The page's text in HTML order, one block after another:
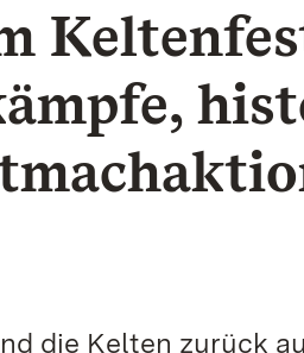
die Kelten zurück